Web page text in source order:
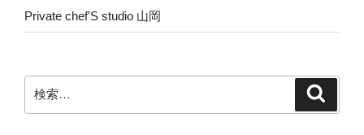
Private chef'S studio 山岡
索: